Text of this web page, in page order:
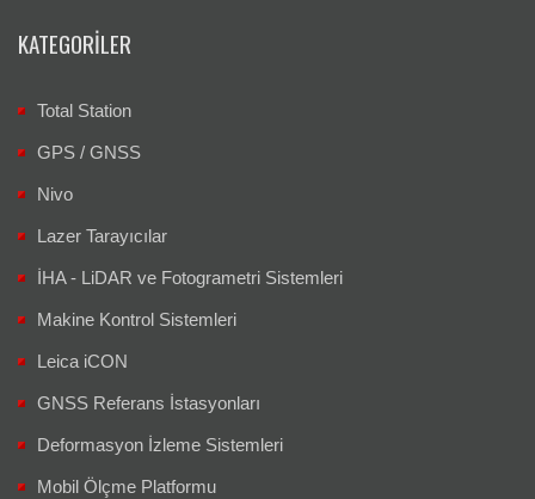
KATEGORILER
Total Station
GPS / GNSS
Nivo
Lazer Tarayıcılar
İHA - LiDAR ve Fotogrametri Sistemleri
Makine Kontrol Sistemleri
Leica iCON
GNSS Referans İstasyonları
Deformasyon İzleme Sistemleri
Mobil Ölçme Platformu